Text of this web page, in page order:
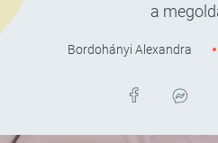
a
Bordohányi Alexandra